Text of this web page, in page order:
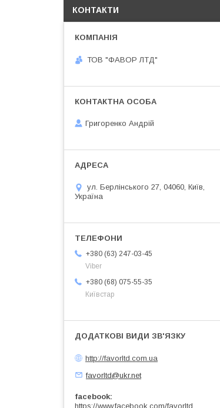
КОНТАКТИ
ТОВ "ФАВОР ЛТД"
Григоренко Андрій
ул. Берлінського 27, 04060, Київ,
Україна
+380 (63) 247-03-45
Viber
+380 (68) 075-55-35
Київстар
http://favorltd.com.ua
favorltd@ukr.net
facebook
https://www.facebook.com/favorltd